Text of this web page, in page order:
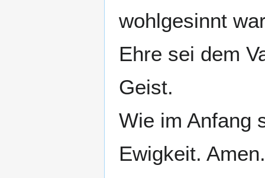
wohlgesinnt
Ehre sei dem
Geist.
Wie im Anfang
Ewigkeit. Amen.